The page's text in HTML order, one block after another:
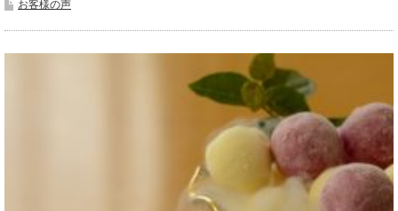
お客様の声